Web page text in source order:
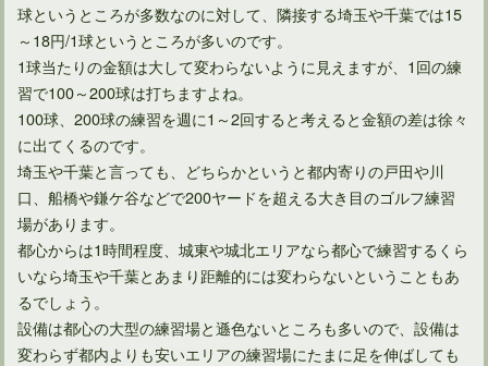
ゴルフのコンペで発行する領収書に意味はあるの？
球というところが多数なのに対して、隣接する埼玉や千葉では15
～18円/1球というところが多いのです。
1球当たりの金額は大して変わらないように見えますが、1回の練
習で100～200球は打ちますよね。
100球、200球の練習を週に1～2回すると考えると金額の差は徐々
に出てくるのです。
埼玉や千葉と言っても、どちらかというと都内寄りの戸田や川
口、船橋や鎌ケ谷などで200ヤードを超える大き目のゴルフ練習
場があります。
都心からは1時間程度、城東や城北エリアなら都心で練習するくら
いなら埼玉や千葉とあまり距離的には変わらないということもあ
るでしょう。
設備は都心の大型の練習場と遜色ないところも多いので、設備は
変わらず都内よりも安いエリアの練習場にたまに足を伸ばしても